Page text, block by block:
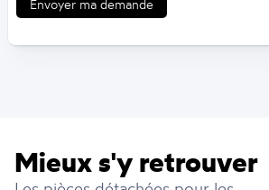
Envoyer ma demande
Mieux s'y retrouver